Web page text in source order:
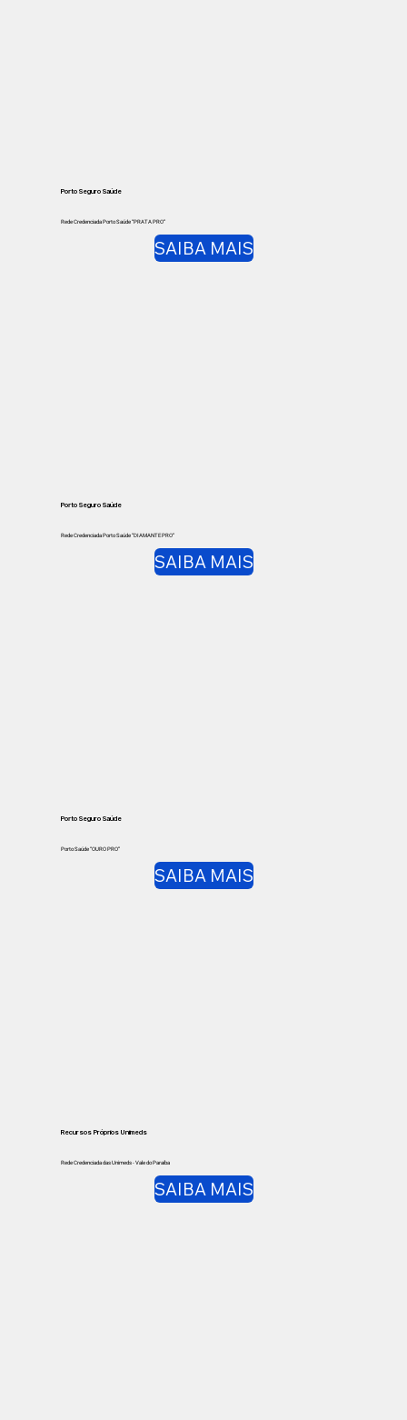
Porto Seguro Saúde
Rede Credenciada Porto Saúde “PRATA PRO”
SAIBA MAIS
Porto Seguro Saúde
Rede Credenciada Porto Saúde “DIAMANTE PRO”
SAIBA MAIS
Porto Seguro Saúde
Porto Saúde “OURO PRO”
SAIBA MAIS
Recursos Próprios Unimeds
Rede Credenciada das Unimeds - Vale do Paraíba
SAIBA MAIS